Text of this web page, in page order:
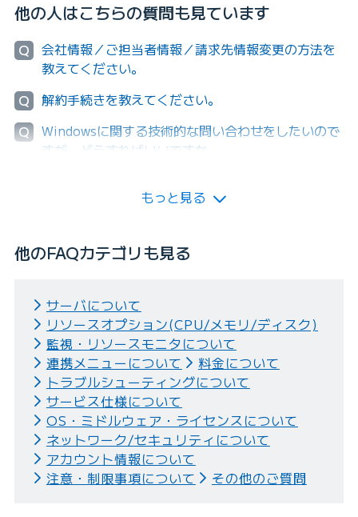
他の人はこちらの質問も見ています
Q
会社情報／ご担当者情報／請求先情報変更の方法を
教えてください。
Q
解約手続きを教えてください。
Q
Windowsに関する技術的な問い合わせをしたいので
すが、どうすればいいですか。
もっと見る
他のFAQカテゴリも見る
サーバについて
リソースオプション(CPU/メモリ/ディスク)
監視・リソースモニタについて
連携メニューについて
料金について
トラブルシューティングについて
サービス仕様について
OS・ミドルウェア・ライセンスについて
ネットワーク/セキュリティについて
アカウント情報について
注意・制限事項について
その他のご質問